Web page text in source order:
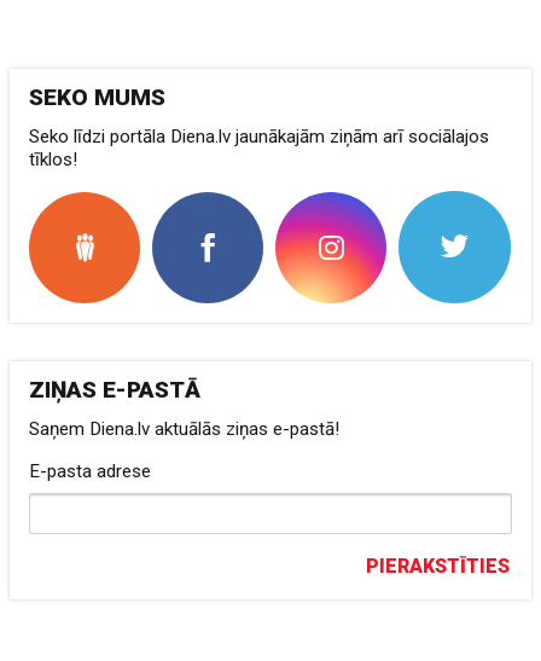
SEKO MUMS
Seko līdzi portāla Diena.lv jaunākajām ziņām arī sociālajos
tīklos!
ZIŅAS E-PASTĀ
Saņem Diena.lv aktuālās ziņas e-pastā!
E-pasta adrese
PIERAKSTĪTIES